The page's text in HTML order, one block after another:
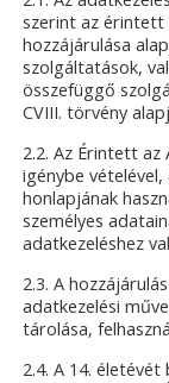
szerint az érintett
hozzájárulása
szolgáltatások,
összefüggő
CVIII. törvény
2.2. Az Érintett
igénybe
honlapjának
személyes
adatkezeléshez
2.3. A
adatkezelési
tárolása,
2.4. A 14.